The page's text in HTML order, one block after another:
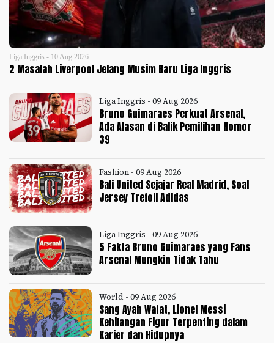
Liga Inggris - 10 Aug 2026
2 Masalah Liverpool Jelang Musim Baru Liga Inggris
Liga Inggris - 09 Aug 2026
Bruno Guimaraes Perkuat Arsenal,
Ada Alasan di Balik Pemilihan Nomor
39
Fashion - 09 Aug 2026
Bali United Sejajar Real Madrid, Soal
Jersey Trefoil Adidas
Liga Inggris - 09 Aug 2026
5 Fakta Bruno Guimaraes yang Fans
Arsenal Mungkin Tidak Tahu
World - 09 Aug 2026
Sang Ayah Wafat, Lionel Messi
Kehilangan Figur Terpenting dalam
Karier dan Hidupnya